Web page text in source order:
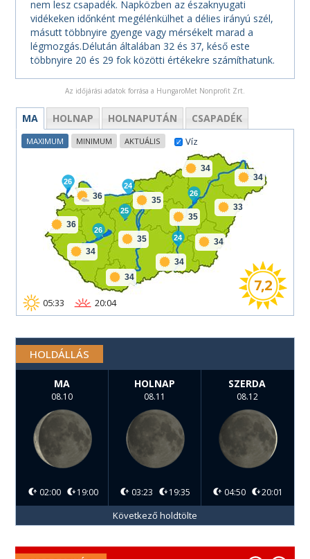
nem lesz csapadék. Napközben az északnyugati
vidékeken időnként megélénkülhet a délies irányú szél,
másutt többnyire gyenge vagy mérsékelt marad a
légmozgás.Délután általában 32 és 37, késő este
többnyire 20 és 29 fok közötti értékekre számíthatunk.
Az időjárási adatok forrása a HungaroMet Nonprofit Zrt.
MA HOLNAP HOLNAPUTÁN CSAPADÉK
36
36
34
35
34
34
35
35
34
34
33
34
26
26
25
24
24
26
05:33 20:04
7,2
Víz
MAXIMUM MINIMUM AKTUÁLIS
HOLDÁLLÁS
MA
08.10
02:00 19:00
HOLNAP
08.11
03:23 19:35
SZERDA
08.12
04:50 20:01
Következő holdtölte